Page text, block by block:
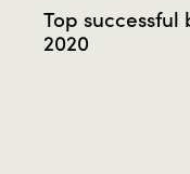
Top successful
2020